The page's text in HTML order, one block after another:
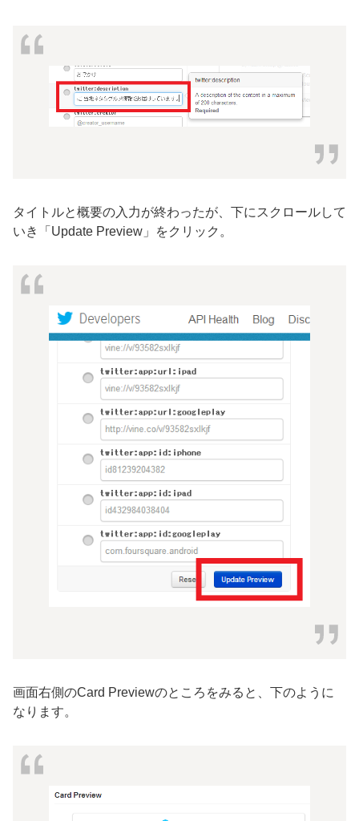
タイトルと概要の入力が終わったが、下にスクロールして
いき「Update Preview」をクリック。
画面右側のCard Previewのところをみると、下のように
なります。